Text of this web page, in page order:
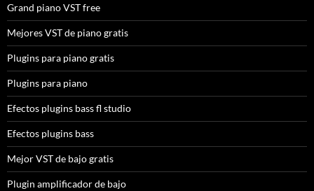
Grand piano VST free
Mejores VST de piano gratis
Plugins para piano gratis
Plugins para piano
Efectos plugins bass fl studio
Efectos plugins bass
Mejor VST de bajo gratis
Plugin amplificador de bajo